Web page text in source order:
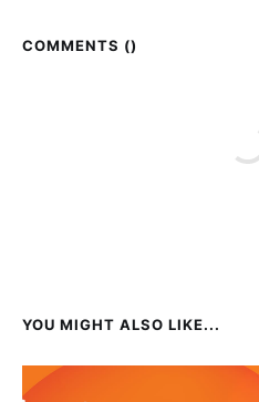
COMMENTS ()
YOU MIGHT ALSO LIKE...